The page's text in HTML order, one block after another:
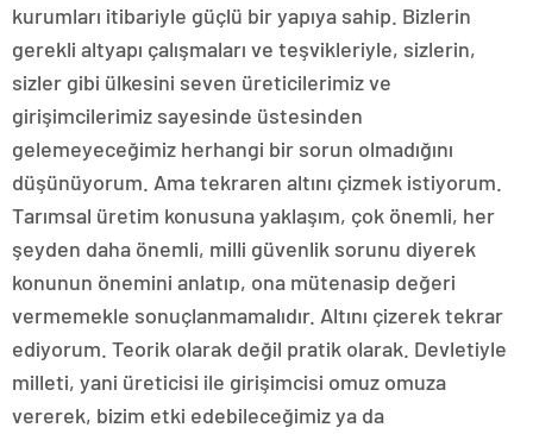
kurumları itibariyle güçlü bir yapıya sahip. Bizlerin
gerekli altyapı çalışmaları ve teşvikleriyle, sizlerin,
sizler gibi ülkesini seven üreticilerimiz ve
girişimcilerimiz sayesinde üstesinden
gelemeyeceğimiz herhangi bir sorun olmadığını
düşünüyorum. Ama tekraren altını çizmek istiyorum.
Tarımsal üretim konusuna yaklaşım, çok önemli, her
şeyden daha önemli, milli güvenlik sorunu diyerek
konunun önemini anlatıp, ona mütenasip değeri
vermemekle sonuçlanmamalıdır. Altını çizerek tekrar
ediyorum. Teorik olarak değil pratik olarak. Devletiyle
milleti, yani üreticisi ile girişimcisi omuz omuza
vererek, bizim etki edebileceğimiz ya da